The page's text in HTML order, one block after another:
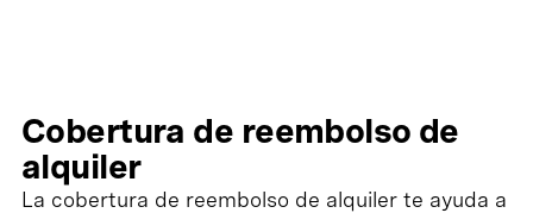
Cobertura de reembolso de
alquiler
La cobertura de reembolso de alquiler te ayuda a